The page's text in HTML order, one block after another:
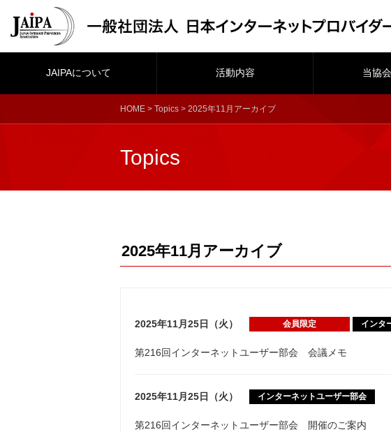
JAIPAについて 活動内容 当協
HOME > Topics > 2025年11月アーカイブ
Topics
2025年11月アーカイブ
2025年11月25日（火） 会員限定 インタ
第216回インターネットユーザー部会 会議メモ
2025年11月25日（火） インターネットユーザー部会
第216回インターネットユーザー部会 開催のご案内